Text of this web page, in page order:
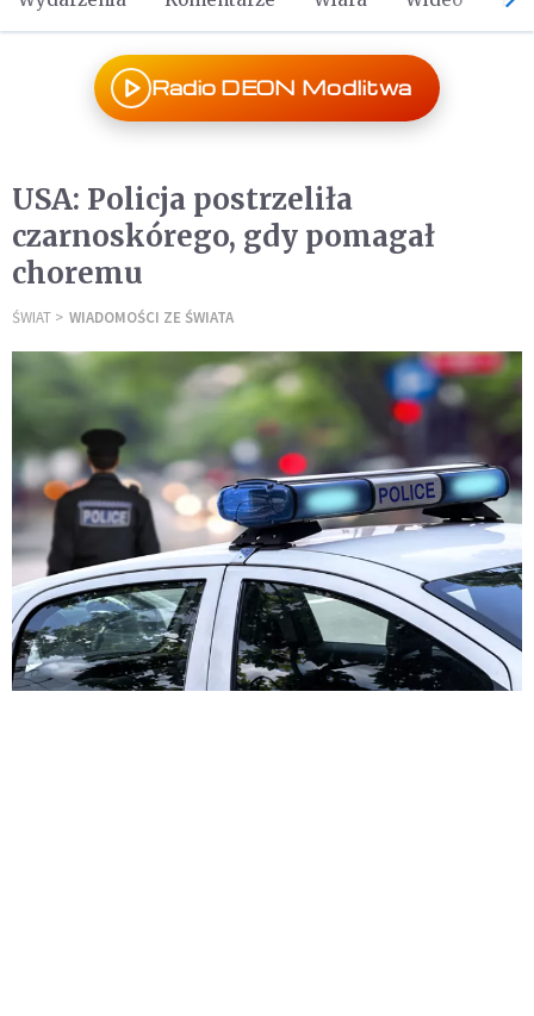
Radio DEON Modlitwa
USA: Policja postrzeliła
czarnoskórego, gdy pomagał
choremu
ŚWIAT WIADOMOŚCI ZE ŚWIATA